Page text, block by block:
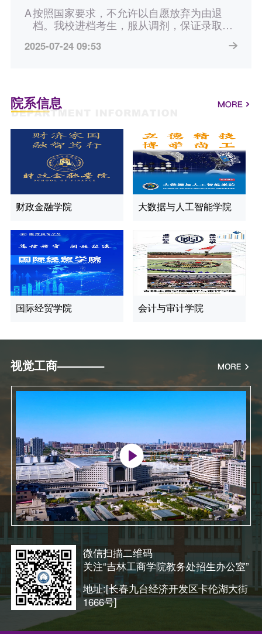
A：按照国家要求，不允许以自愿放弃为由退
档。我校进档考生，服从调剂，保证录取，
2025-07-24 09:53
院系信息
财政金融学院 大数据与人工智能学院
国际经贸学院 会计与审计学院
视觉工商————
微信扫描二维码
关注“吉林工商学院教务处招生办公室”
地址:[长春九台经济开发区卡伦湖大街
1666号]